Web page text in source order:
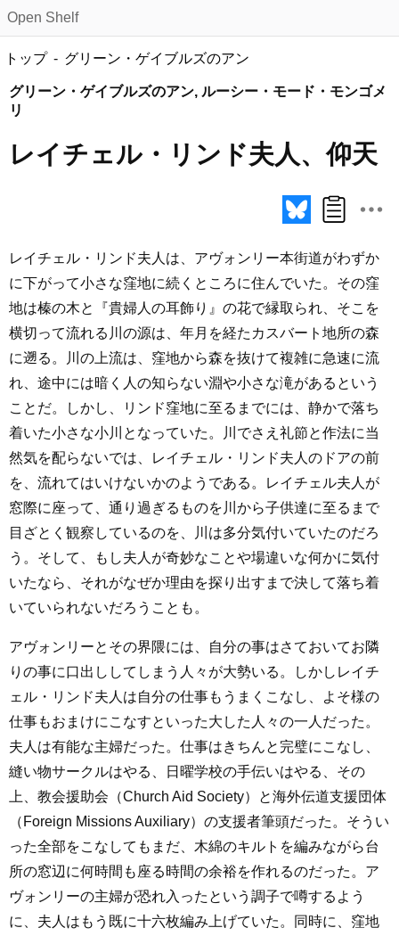
Open Shelf
トップ グリーン・ゲイブルズのアン
グリーン・ゲイブルズのアン, ルーシー・モード・モンゴメ
リ
レイチェル・リンド夫人、仰天
レイチェル・リンド夫人は、アヴォンリー本街道がわずか
に下がって小さな窪地に続くところに住んでいた。その窪
地は榛の木と『貴婦人の耳飾り』の花で縁取られ、そこを
横切って流れる川の源は、年月を経たカスバート地所の森
に遡る。川の上流は、窪地から森を抜けて複雑に急速に流
れ、途中には暗く人の知らない淵や小さな滝があるという
ことだ。しかし、リンド窪地に至るまでには、静かで落ち
着いた小さな小川となっていた。川でさえ礼節と作法に当
然気を配らないでは、レイチェル・リンド夫人のドアの前
を、流れてはいけないかのようである。レイチェル夫人が
窓際に座って、通り過ぎるものを川から子供達に至るまで
目ざとく観察しているのを、川は多分気付いていたのだろ
う。そして、もし夫人が奇妙なことや場違いな何かに気付
いたなら、それがなぜか理由を探り出すまで決して落ち着
いていられないだろうことも。
アヴォンリーとその界隈には、自分の事はさておいてお隣
りの事に口出ししてしまう人々が大勢いる。しかしレイチ
ェル・リンド夫人は自分の仕事もうまくこなし、よそ様の
仕事もおまけにこなすといった大した人々の一人だった。
夫人は有能な主婦だった。仕事はきちんと完璧にこなし、
縫い物サークルはやる、日曜学校の手伝いはやる、その
上、教会援助会（Church Aid Society）と海外伝道支援団体
（Foreign Missions Auxiliary）の支援者筆頭だった。そうい
った全部をこなしてもまだ、木綿のキルトを編みながら台
所の窓辺に何時間も座る時間の余裕を作れるのだった。ア
ヴォンリーの主婦が恐れ入ったという調子で噂するよう
に、夫人はもう既に十六枚編み上げていた。同時に、窪地